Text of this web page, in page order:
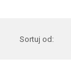
Sortuj od: